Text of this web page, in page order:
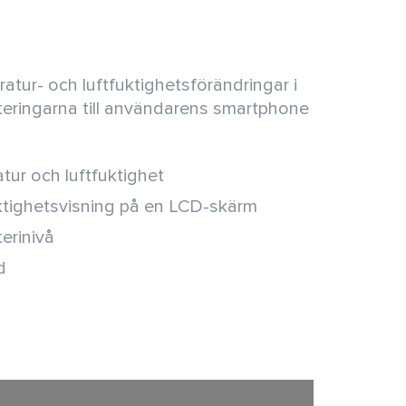
och luftfuktighetsförändringar i
till användarens smartphone
och luftfuktighet
på en LCD-skärm